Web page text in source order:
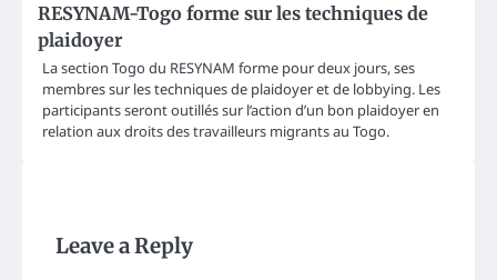
RESYNAM-Togo forme sur les techniques de
plaidoyer
La section Togo du RESYNAM forme pour deux jours, ses
membres sur les techniques de plaidoyer et de lobbying. Les
participants seront outillés sur l’action d’un bon plaidoyer en
relation aux droits des travailleurs migrants au Togo.
Leave a Reply